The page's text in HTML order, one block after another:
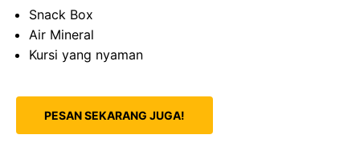
Snack Box
Air Mineral
Kursi yang nyaman
PESAN SEKARANG JUGA!